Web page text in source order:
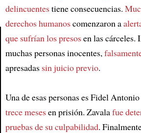
Article
delincuentestiene consecuencias.
derechos humanoscomenzaron a
que sufrían los presosen las cárceles.
muchas personas inocentes,
apresadas sin juicio previo.
Una de esas personas es Fidel
trece mesesen prisión. Zavalafue
pruebas de su culpabilidad.